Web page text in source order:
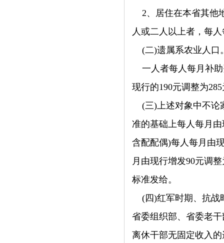
2、居住在本省其他
人或二人以上者，每
(二)遗属系农业人口
一人者每人每月补
现行的190元调整为
(三)上述对象中不论
准的基础上每人每月
含配配偶)每人每月由
月由现行增发90元调
标准发给。
(四)红军时期、抗战
省委组织部、省委老
离休干部无固定收入